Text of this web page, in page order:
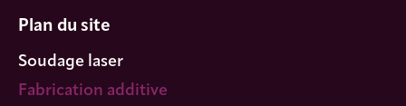
Plan du site
Soudage laser
Fabrication additive